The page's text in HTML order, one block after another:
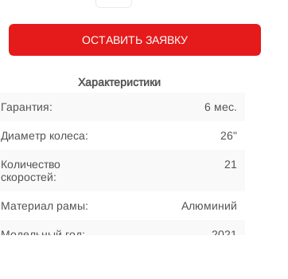
ОСТАВИТЬ ЗАЯВКУ
Характеристики
Гарантия:
6 мес.
Диаметр колеса: 26"
Количество
скоростей:
21
Материал рамы: Алюминий
Модельный год: 2021